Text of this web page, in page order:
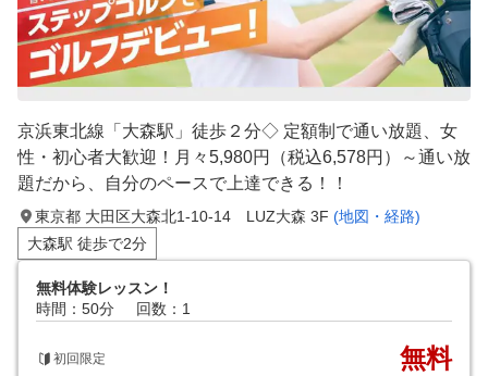
京浜東北線「大森駅」徒歩２分◇ 定額制で通い放題、女
性・初心者大歓迎！月々5,980円（税込6,578円）～通い放
題だから、自分のペースで上達できる！！
東京都 大田区大森北1-10-14 LUZ大森 3F (地図・経路)
大森駅 徒歩で2分
無料体験レッスン！
時間：50分
回数：1
初回限定 無料